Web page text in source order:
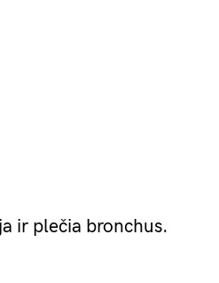
ir plečia bronchus.